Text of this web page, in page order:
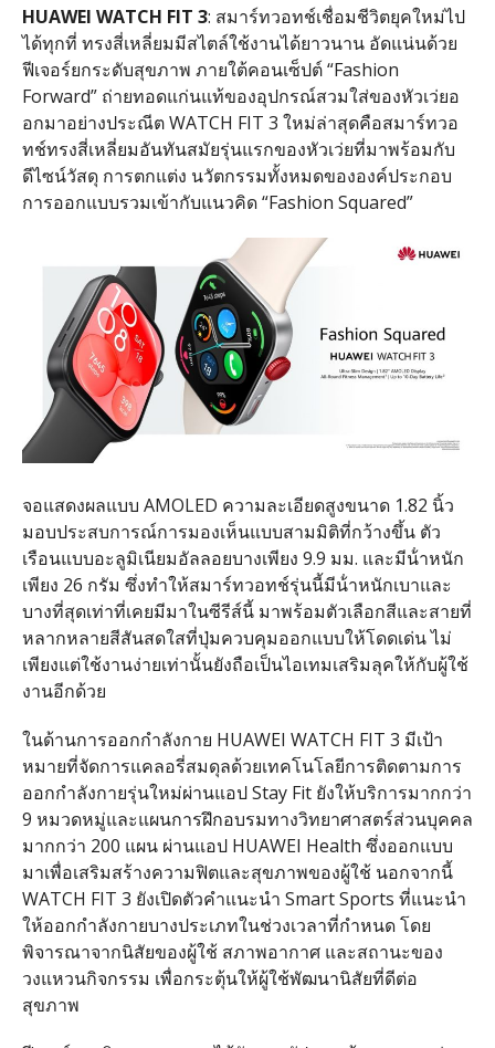
HUAWEI WATCH FIT 3: สมาร์ทวอทช์เชื่อมชีวิตยุคใหม่ไป
ได้ทุกที่ ทรงสี่เหลี่ยมมีสไตล์ใช้งานได้ยาวนาน อัดแน่นด้วย
ฟีเจอร์ยกระดับสุขภาพ ภายใต้คอนเซ็ปต์“Fashion
Forward” ถ่ายทอดแก่นแท้ของอุปกรณ์สวมใส่ของหัวเว่ยอ
อกมาอย่างประณีตWATCH FIT 3 ใหม่ล่าสุดคือสมาร์ทวอ
ทช์ทรงสี่เหลี่ยมอันทันสมัยรุ่นแรกของหัวเว่ยที่มาพร้อมกับ
ดีไซน์วัสดุ การตกแต่ง นวัตกรรมทั้งหมดขององค์ประกอบ
การออกแบบรวมเข้ากับแนวคิด“Fashion Squared”
จอแสดงผลแบบ AMOLED ความละเอียดสูงขนาด1.82 นิ้ว
มอบประสบการณ์การมองเห็นแบบสามมิติที่กว้างขึ้น ตัว
เรือนแบบอะลูมิเนียมอัลลอยบางเพียง 9.9 มม. และมีน้ําหนัก
เพียง 26 กรัม ซึ่งทําให้สมาร์ทวอทช์รุ่นนี้มีน้ําหนักเบาและ
บางที่สุดเท่าที่เคยมีมาในซีรีส์นี้ มาพร้อมตัวเลือกสีและสายที่
หลากหลายสีสันสดใสที่ปุ่มควบคุมออกแบบให้โดดเด่น ไม่
เพียงแต่ใช้งานง่ายเท่านั้นยังถือเป็นไอเทมเสริมลุคให้กับผู้ใช้
งานอีกด้วย
ในด้านการออกกําลังกาย HUAWEI WATCH FIT 3 มีเป้า
หมายที่จัดการแคลอรี่สมดุลด้วยเทคโนโลยีการติดตามการ
ออกกําลังกายรุ่นใหม่ผ่านแอปStay Fit ยังให้บริการมากกว่า
9 หมวดหมู่และแผนการฝึกอบรมทางวิทยาศาสตร์ส่วนบุคคล
มากกว่า 200 แผน ผ่านแอปHUAWEI Health ซึ่งออกแบบ
มาเพื่อเสริมสร้างความฟิตและสุขภาพของผู้ใช้ นอกจากนี้
WATCH FIT 3 ยังเปิดตัวคําแนะนํา Smart Sports ที่แนะนํา
ให้ออกกําลังกายบางประเภทในช่วงเวลาที่กําหนด โดย
พิจารณาจากนิสัยของผู้ใช้ สภาพอากาศ และสถานะของ
วงแหวนกิจกรรม เพื่อกระตุ้นให้ผู้ใช้พัฒนานิสัยที่ดีต่อ
สุขภาพ